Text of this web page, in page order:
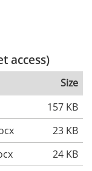
access)
Size
157 KB
23 KB
24 KB